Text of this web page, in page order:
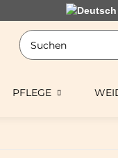
PFLEGE